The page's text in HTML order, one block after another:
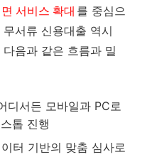
서비스 확대 를 중심으
서류 신용대출 역시
음과 같은 흐름과 밀
디서든 모바일과 PC로
톱 진행
터 기반의 맞춤 심사로